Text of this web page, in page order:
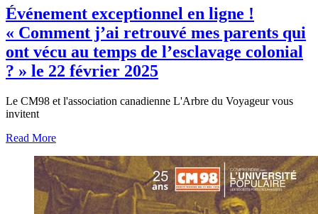
Événement exceptionnel en ligne !
« Comment j’ai retrouvé mes parents qui
ont vécu au temps de l’esclavage colonial
? » le 22 février 2025
Le CM98 et l'association canadienne L'Arbre du Voyageur vous
invitent
Read More